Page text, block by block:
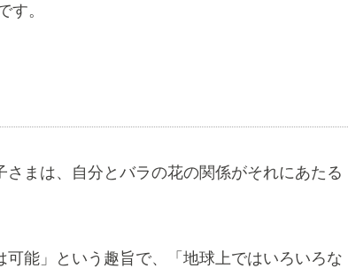
す。
まは、自分とバラの花の関係がそれにあたる
能」という趣旨で、「地球上ではいろいろな